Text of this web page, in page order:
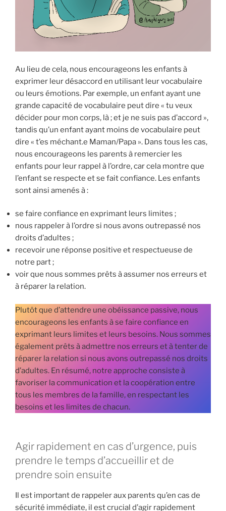
Au lieu de cela, nous encourageons les enfants à
exprimer leur désaccord en utilisant leur vocabulaire
ou leurs émotions. Par exemple, un enfant ayant une
grande capacité de vocabulaire peut dire « tu veux
décider pour mon corps, là ; et je ne suis pas d’accord »,
tandis qu’un enfant ayant moins de vocabulaire peut
dire « t’es méchant.e Maman/Papa ». Dans tous les cas,
nous encourageons les parents à remercier les
enfants pour leur rappel à l’ordre, car cela montre que
l’enfant se respecte et se fait confiance. Les enfants
sont ainsi amenés à :
se faire confiance en exprimant leurs limites ;
nous rappeler à l’ordre si nous avons outrepassé nos
droits d’adultes ;
recevoir une réponse positive et respectueuse de
notre part ;
voir que nous sommes prêts à assumer nos erreurs et
à réparer la relation.
Plutôt que d’attendre une obéissance passive, nous
encourageons les enfants à se faire confiance en
exprimant leurs limites et leurs besoins. Nous sommes
également prêts à admettre nos erreurs et à tenter de
réparer la relation si nous avons outrepassé nos droits
d’adultes. En résumé, notre approche consiste à
favoriser la communication et la coopération entre
tous les membres de la famille, en respectant les
besoins et les limites de chacun.
Agir rapidement en cas d’urgence, puis
prendre le temps d’accueillir et de
prendre soin ensuite
Il est important de rappeler aux parents qu’en cas de
sécurité immédiate, il est crucial d’agir rapidement